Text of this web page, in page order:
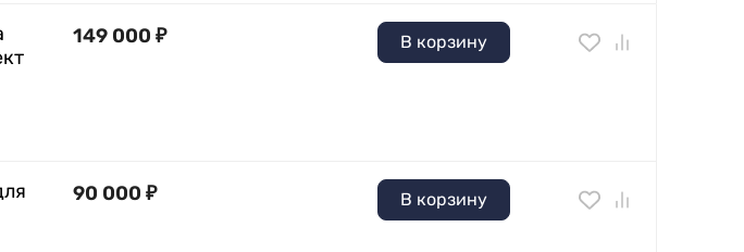
149 000 ₽ В корзину
90 000 ₽ В корзину